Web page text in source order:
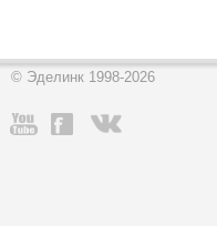
© Эделинк 1998-2026